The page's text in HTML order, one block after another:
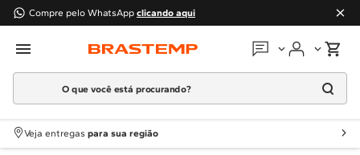
Compre pelo WhatsApp clicando aqui
Em que podemos
O que você está procurando?
Termos mais buscados
1º Geladeira
Veja entregas para sua região